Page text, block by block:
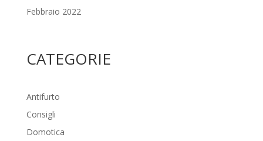
Febbraio 2022
CATEGORIE
Antifurto
Consigli
Domotica